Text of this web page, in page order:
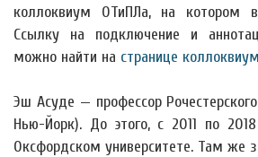
коллоквиум ОТиПЛа, на котором
Ссылку на подключение и
можно найти на странице
Эш Асуде — профессор
Нью-Йорк). До этого, с 2011 по
Оксфордском университете. Там же